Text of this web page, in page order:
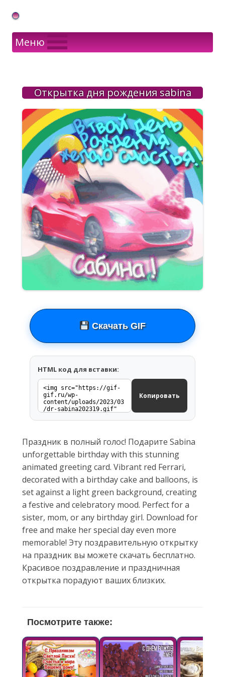
Gif Открытки в подарок
Меню
Открытка дня рождения sabina
Скачать GIF
HTML код для вставки:
Копировать
Праздник в полный голос! Подарите Sabina
unforgettable birthday with this stunning
animated greeting card. Vibrant red Ferrari,
decorated with a birthday cake and balloons, is
set against a light green background, creating
a festive and celebratory mood. Perfect for a
sister, mom, or any birthday girl. Download for
free and make her special day even more
memorable! Эту поздравительную открытку
на праздник вы можете скачать бесплатно.
Красивое поздравление и праздничная
открытка порадуют ваших близких.
Посмотрите также: